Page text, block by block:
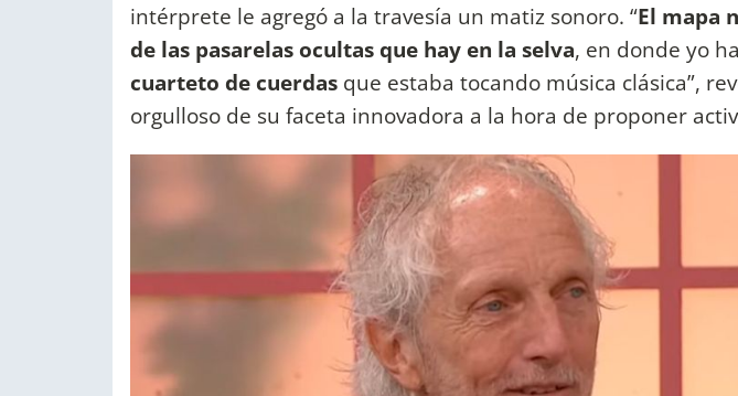
intérprete le agregó a la travesía un matiz sonoro. “El mapa
de las pasarelas ocultas que hay en la selva, en donde yo
cuarteto de cuerdas que estaba tocando música clásica”,
orgulloso de su faceta innovadora a la hora de proponer